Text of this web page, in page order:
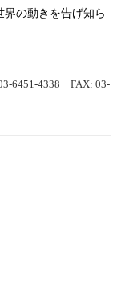
界の動きを告げ知ら
6451-4338 FAX: 03-